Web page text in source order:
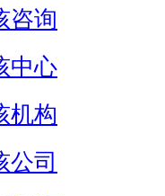
咨询
中心
机构
公司